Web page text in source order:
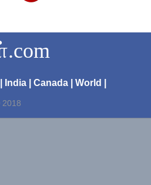
| India | Canada | World |
2018